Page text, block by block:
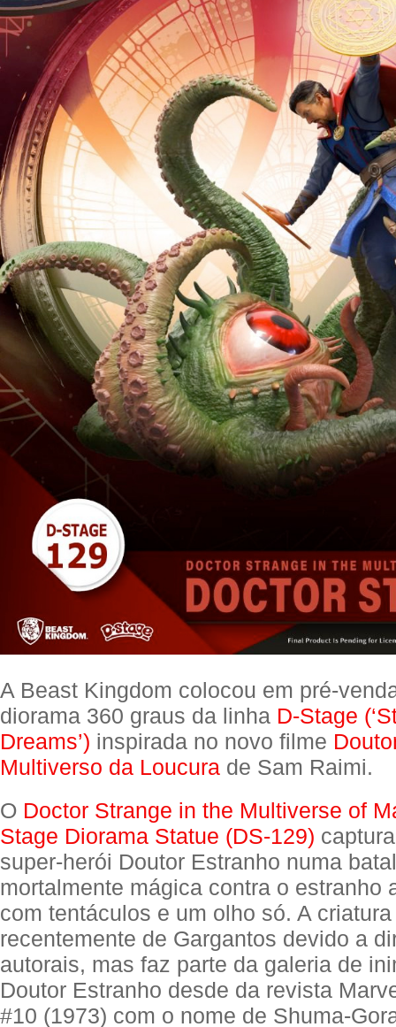
A Beast Kingdom colocou em pré-
diorama 360 graus da linha D-Stage
Dreams’) inspirada no novo filme
Multiverso da Loucura de Sam Raimi.
O Doctor Strange in the Multiverse of
Stage Diorama Statue (DS-129)
super-herói Doutor Estranho numa
mortalmente mágica contra o estranho
com tentáculos e um olho só. A
recentemente de Gargantos devido a
autorais, mas faz parte da galeria de
Doutor Estranho desde da revista
#10 (1973) com o nome de Shuma-